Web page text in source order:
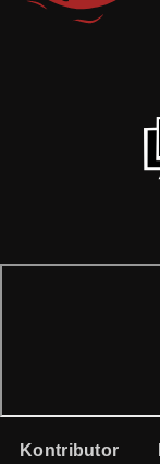
Kontributor